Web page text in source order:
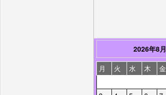
2026年8月
月
火 水 木 金